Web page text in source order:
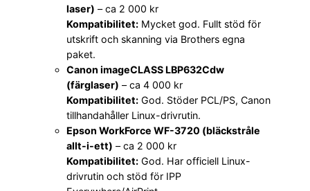
laser) – ca 2 000 kr
Kompatibilitet: Mycket god. Fullt stöd för
utskrift och skanning via Brothers egna
paket.
Canon imageCLASS LBP632Cdw
(färglaser) – ca 4 000 kr
Kompatibilitet: God. Stöder PCL/PS, Canon
tillhandahåller Linux-drivrutin.
Epson WorkForce WF-3720 (bläckstråle
allt-i-ett) – ca 2 000 kr
Kompatibilitet: God. Har officiell Linux-
drivrutin och stöd för IPP